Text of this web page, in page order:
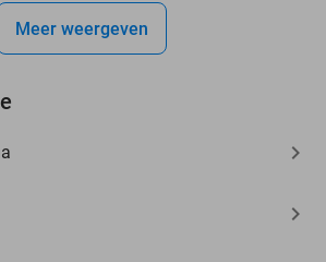
Meer weergeven